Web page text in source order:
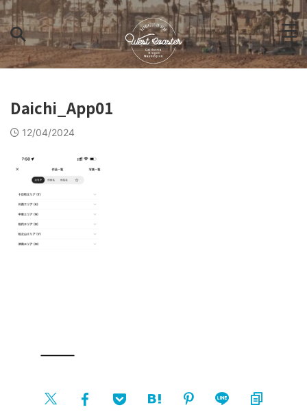
Daichi_App01
12/04/2024